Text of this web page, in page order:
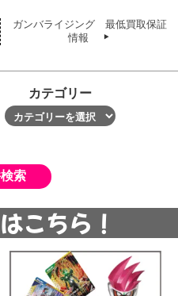
ガンバライジング 最低買取保証
情報
カテゴリー
こちら！